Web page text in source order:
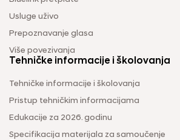
Usluge uživo
Prepoznavanje glasa
Više povezivanja
Tehničke informacije i školovanja
Tehničke informacije i školovanja
Pristup tehničkim informacijama
Edukacije za 2026. godinu
Specifikacija materijala za samoučenje